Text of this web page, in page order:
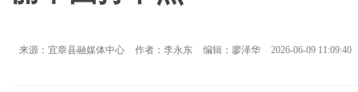
来源：宜章县融媒体中心 作者：李永东 编辑：廖泽华 2026-06-09 11:09:40